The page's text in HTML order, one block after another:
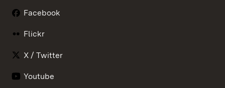
Facebook
Flickr
X / Twitter
Youtube